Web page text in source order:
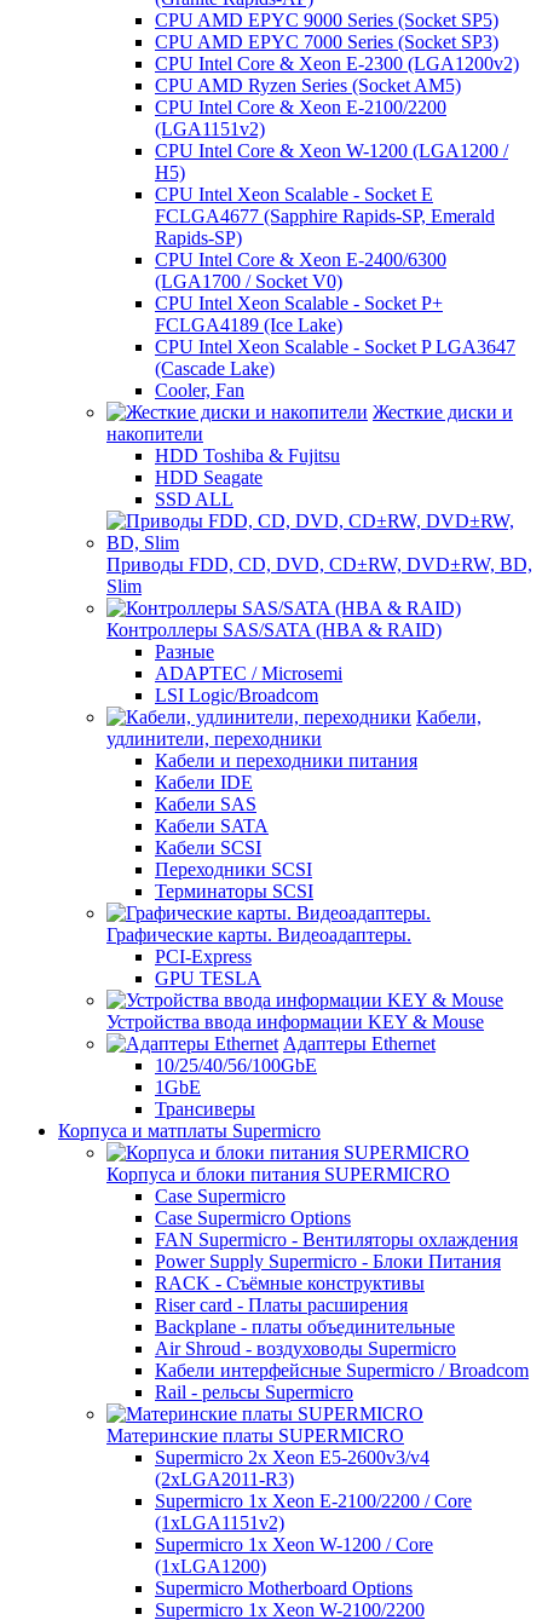
CPU AMD EPYC 9000 Series (Socket SP5)
CPU AMD EPYC 7000 Series (Socket SP3)
CPU Intel Core & Xeon E-2300 (LGA1200v2)
CPU AMD Ryzen Series (Socket AM5)
CPU Intel Core & Xeon E-2100/2200
(LGA1151v2)
CPU Intel Core & Xeon W-1200 (LGA1200 /
H5)
CPU Intel Xeon Scalable - Socket E
FCLGA4677 (Sapphire Rapids-SP, Emerald
Rapids-SP)
CPU Intel Core & Xeon E-2400/6300
(LGA1700 / Socket V0)
CPU Intel Xeon Scalable - Socket P+
FCLGA4189 (Ice Lake)
CPU Intel Xeon Scalable - Socket P LGA3647
(Cascade Lake)
Cooler, Fan
Жесткие диски и
накопители
HDD Toshiba & Fujitsu
HDD Seagate
SSD ALL
Приводы FDD, CD, DVD, CD±RW, DVD±RW, BD,
Slim
Контроллеры SAS/SATA (HBA & RAID)
Разные
ADAPTEC / Microsemi
LSI Logic/Broadcom
Кабели,
удлинители, переходники
Кабели и переходники питания
Кабели IDE
Кабели SAS
Кабели SATA
Кабели SCSI
Переходники SCSI
Терминаторы SCSI
Графические карты. Видеоадаптеры.
PCI-Express
GPU TESLA
Устройства ввода информации KEY & Mouse
Адаптеры Ethernet
10/25/40/56/100GbE
1GbE
Трансиверы
Корпуса и матплаты Supermicro
Корпуса и блоки питания SUPERMICRO
Case Supermicro
Case Supermicro Options
FAN Supermicro - Вентиляторы охлаждения
Power Supply Supermicro - Блоки Питания
RACK - Съёмные конструктивы
Riser card - Платы расширения
Backplane - платы объединительные
Air Shroud - воздуховоды Supermicro
Кабели интерфейсные Supermicro / Broadcom
Rail - рельсы Supermicro
Материнские платы SUPERMICRO
Supermicro 2x Xeon E5-2600v3/v4
(2xLGA2011-R3)
Supermicro 1x Xeon E-2100/2200 / Core
(1xLGA1151v2)
Supermicro 1x Xeon W-1200 / Core
(1xLGA1200)
Supermicro Motherboard Options
Supermicro 1x Xeon W-2100/2200